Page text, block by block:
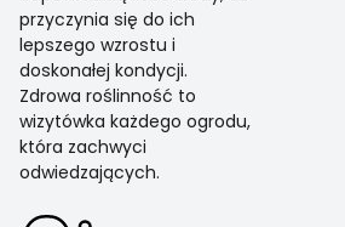
przyczynia się do ich
lepszego wzrostu i
doskonałej kondycji.
Zdrowa roślinność to
wizytówka każdego ogrodu,
która zachwyci
odwiedzających.